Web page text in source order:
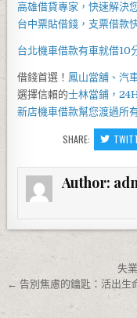
高雄借貸專家，快速解決
台中票貼借錢 ，支票借款
台北機車借款有車就借10
借錢首選！ 鳳山當舖 、汽
選擇信賴的士林當鋪 ，
新店機車借款幫您渡過所
SHARE:
Author:
文章導覽
失
← 告別焦慮的鑰匙：活出生